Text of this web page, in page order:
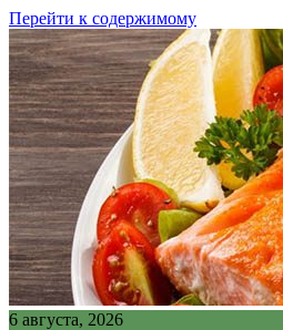
Перейти к содержимому
6 августа, 2026